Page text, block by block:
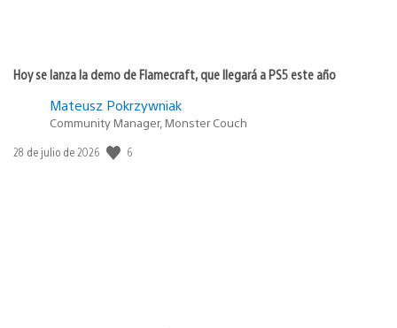
Hoy se lanza la demo de Flamecraft, que llegará a PS5 este año
Mateusz Pokrzywniak
Community Manager, Monster Couch
Fecha
28 de julio de 2026 6